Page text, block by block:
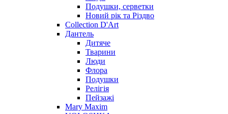
Подушки, серветки
Новий рік та Різдво
Collection D'Art
Дантель
Дитяче
Тварини
Люди
Флора
Подушки
Релігія
Пейзажі
Mary Maxim